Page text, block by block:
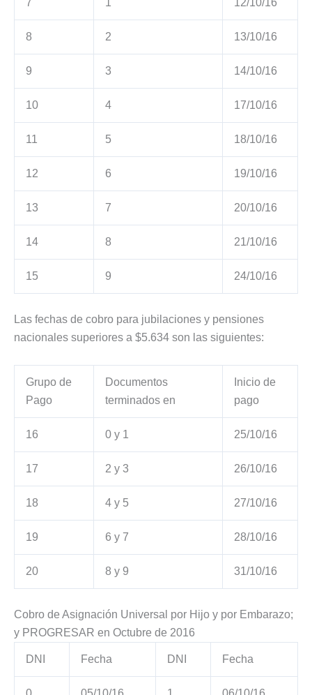
7 1 12/10/16
8 2 13/10/16
9 3 14/10/16
10 4 17/10/16
11 5 18/10/16
12 6 19/10/16
13 7 20/10/16
14 8 21/10/16
15 9 24/10/16
Las fechas de cobro para jubilaciones y pensiones
nacionales superiores a $5.634 son las siguientes:
Grupo de
Pago
Documentos
terminados en
Inicio de
pago
16 0 y 1 25/10/16
17 2 y 3 26/10/16
18 4 y 5 27/10/16
19 6 y 7 28/10/16
20 8 y 9 31/10/16
Cobro de Asignación Universal por Hijo y por Embarazo;
y PROGRESAR en Octubre de 2016
DNI Fecha DNI Fecha